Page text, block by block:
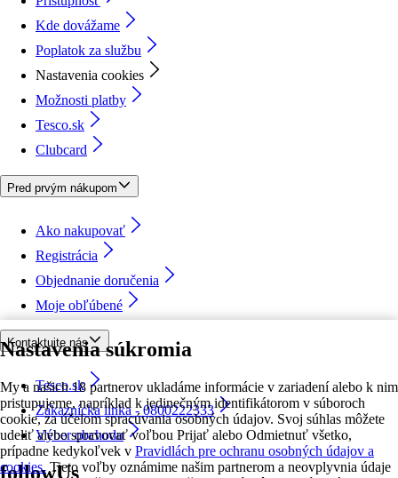
Nastavenia súkromia
My a našich 18 partnerov ukladáme informácie v zariadení alebo k nim
pristupujeme, napríklad k jedinečným identifikátorom v súboroch
cookie, za účelom spracúvania osobných údajov. Svoj súhlas môžete
udeliť alebo spravovať voľbou Prijať alebo Odmietnuť všetko,
prípadne kedykoľvek v Pravidlách pre ochranu osobných údajov a
cookies. Tieto voľby oznámime našim partnerom a neovplyvnia údaje
Kde dovážame
Poplatok za službu
Nastavenia cookies
Možnosti platby
Tesco.sk
Clubcard
Pred prvým nákupom
Ako nakupovať
Registrácia
Objednanie doručenia
Moje obľúbené
Kontaktujte nás
Tesco.sk
Zákaznícka linka - 0800222333
Výber obchodu
followUs